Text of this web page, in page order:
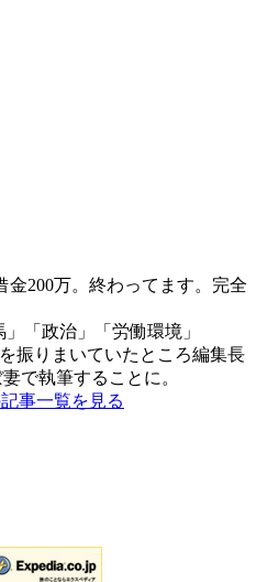
金200万。終わってます。完全
「政治」「労働環境」
振りまいていたところ編集長
で執筆することに。
事一覧を見る